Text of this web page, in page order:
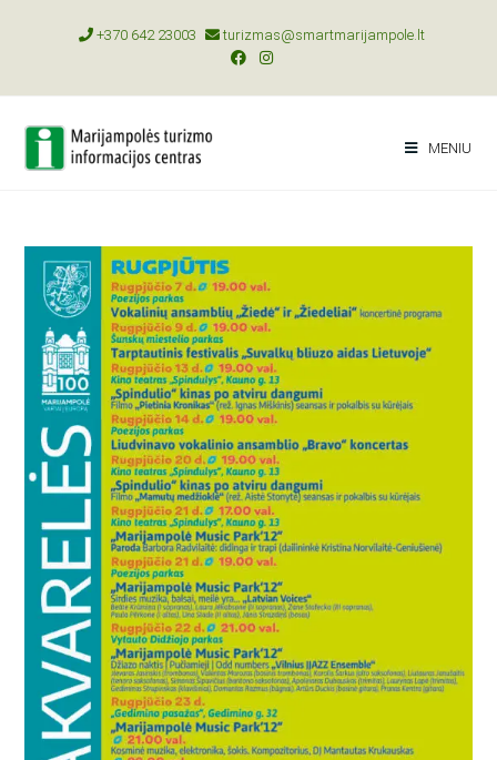
+370 642 23003 turizmas@smartmarijampole.lt
MENIU